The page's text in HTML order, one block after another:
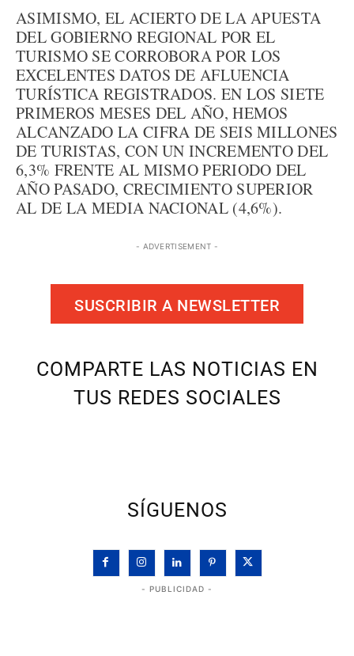
ASIMISMO, EL ACIERTO DE LA APUESTA
DEL GOBIERNO REGIONAL POR EL
TURISMO SE CORROBORA POR LOS
EXCELENTES DATOS DE AFLUENCIA
TURÍSTICA REGISTRADOS. EN LOS SIETE
PRIMEROS MESES DEL AÑO, HEMOS
ALCANZADO LA CIFRA DE SEIS MILLONES
DE TURISTAS, CON UN INCREMENTO DEL
6,3% FRENTE AL MISMO PERIODO DEL
AÑO PASADO, CRECIMIENTO SUPERIOR
AL DE LA MEDIA NACIONAL (4,6%).
- ADVERTISEMENT -
SUSCRIBIR A NEWSLETTER
COMPARTE LAS NOTICIAS EN
TUS REDES SOCIALES
SÍGUENOS
- PUBLICIDAD -